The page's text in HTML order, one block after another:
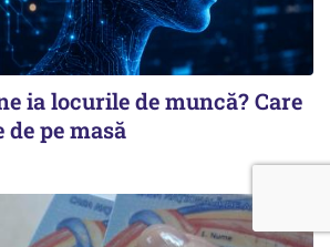
ia locurile de muncă? Care
pe masă